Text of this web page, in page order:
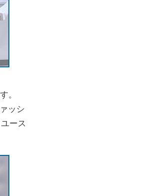
。
ッシ
ース